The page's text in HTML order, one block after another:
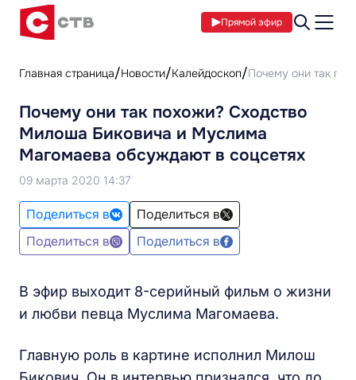
Прямой эфир
Главная страница Новости Калейдоскоп Почему они так
Почему они так похожи? Сходство
Милоша Биковича и Муслима
Магомаева обсуждают в соцсетях
09 марта 2020 14:37
Поделиться в
Поделиться в
Поделиться в
Поделиться в
В эфир выходит 8-серийный фильм о жизни
и любви певца Муслима Магомаева.
Главную роль в картине исполнил Милош